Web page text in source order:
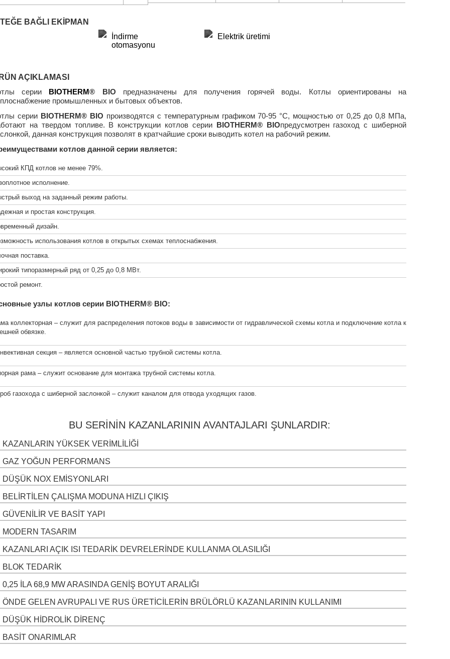
BAĞLI EKIPMAN
İndirme
otomasyonu
Elektrik üretimi
AÇIKLAMASI
серии BIOTHERM® BIO
предназначены для получения горячей воды. Котлы ориентированы на
промышленных и бытовых объектов.
серии BIOTHERM® BIO производятся с температурным графиком 70-95 °C, мощностью от 0,25 до 0,8 МПа,
на твердом топливе. В конструкции котлов серии BIOTHERM® BIOпредусмотрен газоход с шиберной
данная конструкция позволят в кратчайшие сроки выводить котел на рабочий режим.
котлов данной серии является:
КПД котлов не менее 79%.
исполнение.
выход на заданный режим работы.
и простая конструкция.
дизайн.
использования котлов в открытых схемах теплоснабжения.
поставка.
типоразмерный ряд от 0,25 до 0,8 МВт.
ремонт.
узлы котлов серии BIOTHERM® BIO:
коллекторная – служит для распределения потоков воды в зависимости от гидравлической схемы котла и подключение котла к
обвязке.
секция – является основной частью трубной системы котла.
рама – служит основание для монтажа трубной системы котла.
газохода с шиберной заслонкой – служит каналом для отвода уходящих газов.
BU SERININ KAZANLARININ AVANTAJLARI ŞUNLARDIR:
KAZANLARIN YÜKSEK VERIMLILIĞI
GAZ YOĞUN PERFORMANS
DÜŞÜK NOX EMISYONLARI
BELIRTILEN ÇALIŞMA MODUNA HIZLI ÇIKIŞ
GÜVENILIR VE BASIT YAPI
MODERN TASARIM
KAZANLARI AÇIK ISI TEDARIK DEVRELERINDE KULLANMA OLASILIĞI
BLOK TEDARIK
0,25 ILA 68,9 MW ARASINDA GENIŞ BOYUT ARALIĞI
ÖNDE GELEN AVRUPALI VE RUS ÜRETICILERIN BRÜLÖRLÜ KAZANLARININ KULLANIMI
DÜŞÜK HIDROLIK DIRENÇ
BASIT ONARIMLAR